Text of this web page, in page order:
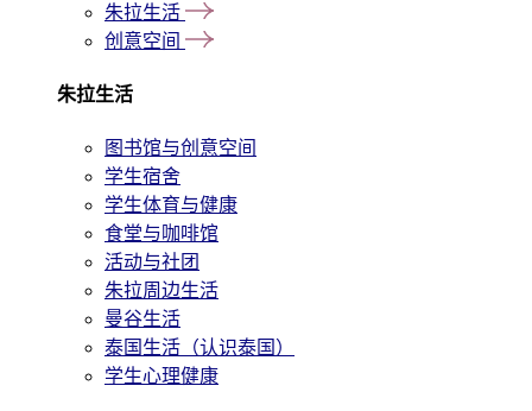
朱拉生活
创意空间
朱拉生活
图书馆与创意空间
学生宿舍
学生体育与健康
食堂与咖啡馆
活动与社团
朱拉周边生活
曼谷生活
泰国生活（认识泰国）
学生心理健康